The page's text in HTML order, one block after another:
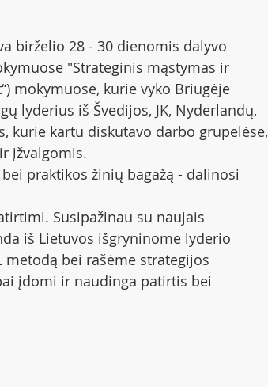
birželio 28 - 30 dienomis dalyvo
"Strateginis mąstymas ir
mokymuose, kurie vyko Briugėje
lyderius iš Švedijos, JK, Nyderlandų,
kurie kartu diskutavo darbo grupelėse,
įžvalgomis.
praktikos žinių bagažą - dalinosi
Susipažinau su naujais
iš Lietuvos išgryninome lyderio
metodą bei rašėme strategijos
įdomi ir naudinga patirtis bei